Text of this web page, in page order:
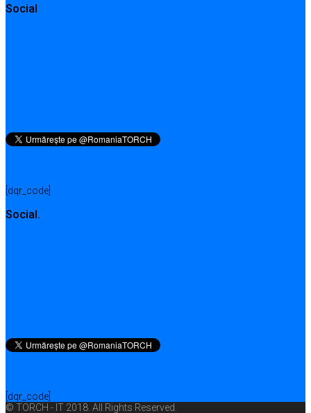
Social
[dqr_code]
Social.
[dqr_code]
© TORCH - IT 2018. All Rights Reserved.